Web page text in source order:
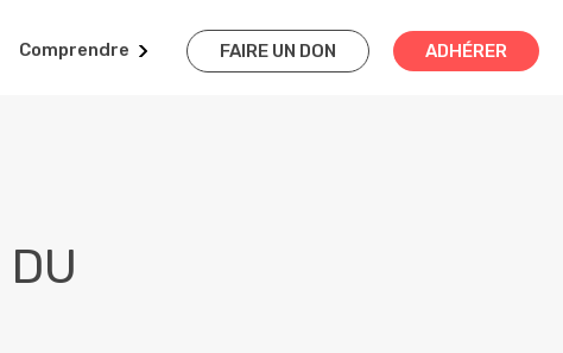
FAIRE UN DON ADHÉRER
Comprendre